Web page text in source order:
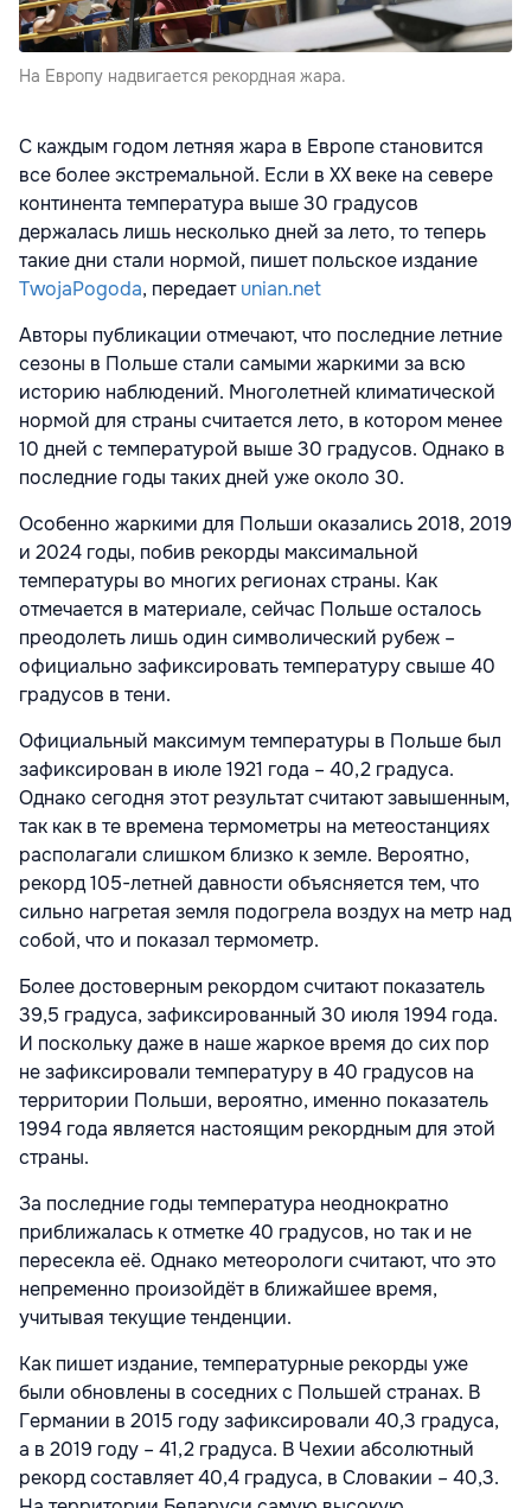
На Европу надвигается рекордная жара.
С каждым годом летняя жара в Европе становится
все более экстремальной. Если в XX веке на севере
континента температура выше 30 градусов
держалась лишь несколько дней за лето, то теперь
такие дни стали нормой, пишет польское издание
TwojaPogoda, передаетunian.net
Авторы публикации отмечают, что последние летние
сезоны в Польше стали самыми жаркими за всю
историю наблюдений. Многолетней климатической
нормой для страны считается лето, в котором менее
10 дней с температурой выше 30 градусов. Однако в
последние годы таких дней уже около 30.
Особенно жаркими для Польши оказались 2018, 2019
и 2024 годы, побив рекорды максимальной
температуры во многих регионах страны. Как
отмечается в материале, сейчас Польше осталось
преодолеть лишь один символический рубеж –
официально зафиксировать температуру свыше 40
градусов в тени.
Официальный максимум температуры в Польше был
зафиксирован в июле 1921 года – 40,2 градуса.
Однако сегодня этот результат считают завышенным,
так как в те времена термометры на метеостанциях
располагали слишком близко к земле. Вероятно,
рекорд 105-летней давности объясняется тем, что
сильно нагретая земля подогрела воздух на метр над
собой, что и показал термометр.
Более достоверным рекордом считают показатель
39,5 градуса, зафиксированный 30 июля 1994 года.
И поскольку даже в наше жаркое время до сих пор
не зафиксировали температуру в 40 градусов на
территории Польши, вероятно, именно показатель
1994 года является настоящим рекордным для этой
страны.
За последние годы температура неоднократно
приближалась к отметке 40 градусов, но так и не
пересекла её. Однако метеорологи считают, что это
непременно произойдёт в ближайшее время,
учитывая текущие тенденции.
Как пишет издание, температурные рекорды уже
были обновлены в соседних с Польшей странах. В
Германии в 2015 году зафиксировали 40,3 градуса,
а в 2019 году – 41,2 градуса. В Чехии абсолютный
рекорд составляет 40,4 градуса, в Словакии – 40,3.